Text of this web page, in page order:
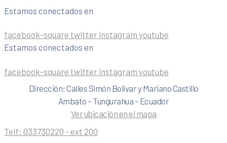
Estamos conectados en
facebook-square twitter instagram youtube
Estamos conectados en
facebook-square twitter instagram youtube
Dirección: Calles Simón Bolivar y Mariano Castillo
Ambato – Tungurahua – Ecuador
Ver ubicación en el mapa
Telf: 033730220 - ext 200